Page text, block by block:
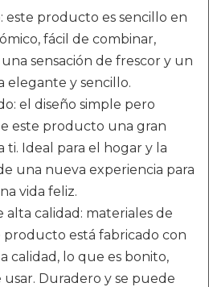
este producto es sencillo en
fácil de combinar,
sensación de frescor y un
elegante y sencillo.
el diseño simple pero
este producto una gran
ti. Ideal para el hogar y la
una nueva experiencia para
vida feliz.
calidad: materiales de
producto está fabricado con
calidad, lo que es bonito,
usar. Duradero y se puede